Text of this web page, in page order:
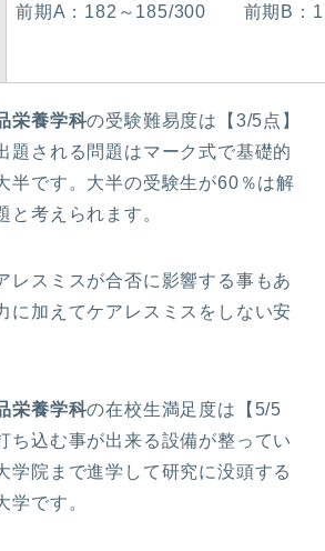
前期A：182～185/300 前期B：
栄養学科の受験難易度は【3/5点】
題される問題はマーク式で基礎的
半です。大半の受験生が60％は解
と考えられます。
レスミスが合否に影響する事もあ
に加えてケアレスミスをしない安
栄養学科の在校生満足度は【5/5
ち込む事が出来る設備が整ってい
学院まで進学して研究に没頭する
学です。